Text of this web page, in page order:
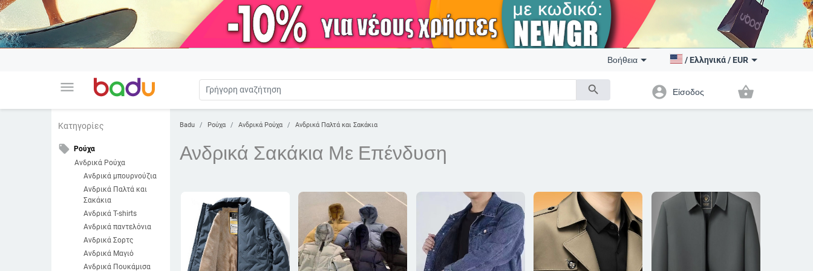
menu search
Βοήθεια / Ελληνικά/ EUR
account_circle Είσοδος shopping_basket
Κατηγορίες
local_offer
Ρούχα
Ανδρικά Ρούχα
Ανδρικά μπουρνούζια
Ανδρικά Παλτά και
Σακάκια
Ανδρικά T-shirts
Ανδρικά παντελόνια
Ανδρικά Σορτς
Ανδρικά Μαγιό
Ανδρικά Πουκάμισα
Badu Ρούχα Ανδρικά Ρούχα Ανδρικά Παλτά και Σακάκια
Ανδρικά Σακάκια Με Επένδυση